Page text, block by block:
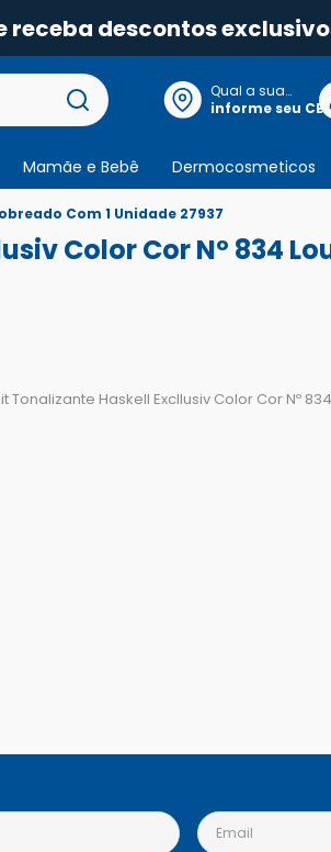
receba descontos
Qual a sua
localização?
informe seu CEP
Mamãe e Bebê Dermocosmeticos
Com 1 Unidade 27937
Color Cor Nº 834
Tonalizante Haskell Excllusiv Color Cor Nº